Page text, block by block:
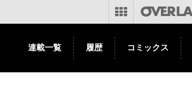
連載一覧 履歴 コミックス